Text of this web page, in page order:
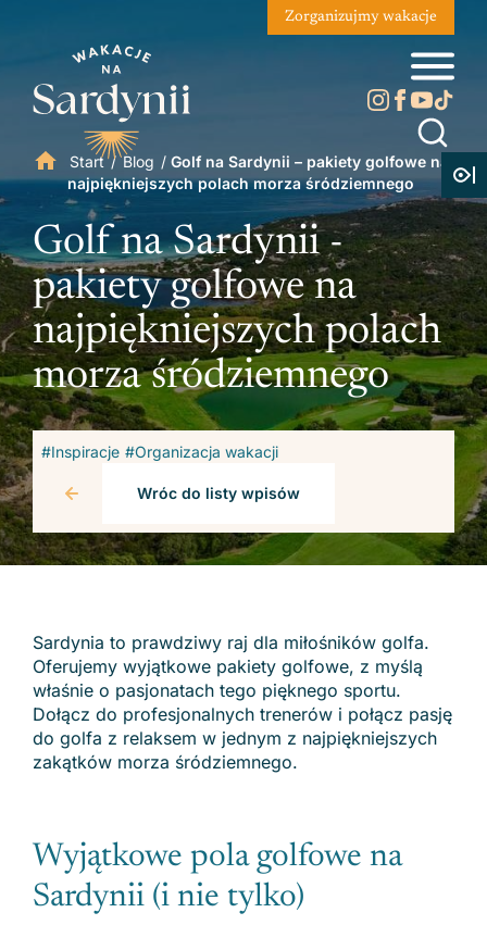
Zorganizujmy wakacje
Start /Blog / Golf na Sardynii – pakiety golfowe na
najpiękniejszych polach morza śródziemnego
Golf na Sardynii -
pakiety golfowe na
najpiękniejszych polach
morza śródziemnego
#Inspiracje #Organizacja wakacji
Wróc do listy wpisów
Sardynia to prawdziwy raj dla miłośników golfa.
Oferujemy wyjątkowe pakiety golfowe, z myślą
właśnie o pasjonatach tego pięknego sportu.
Dołącz do profesjonalnych trenerów i połącz pasję
do golfa z relaksem w jednym z najpiękniejszych
zakątków morza śródziemnego.
Wyjątkowe pola golfowe na
Sardynii (i nie tylko)